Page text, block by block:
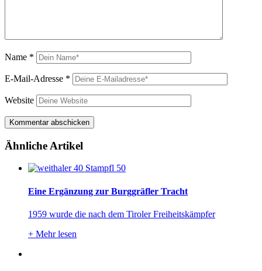
Name *
E-Mail-Adresse *
Website
Ähnliche Artikel
Eine Ergänzung zur Burggräfler Tracht
1959 wurde die nach dem Tiroler Freiheitskämpfer
+ Mehr lesen